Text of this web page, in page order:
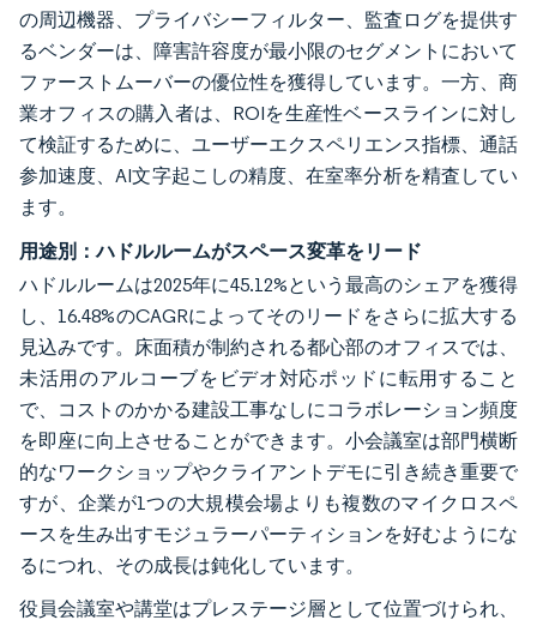
の周辺機器、プライバシーフィルター、監査ログを提供す
るベンダーは、障害許容度が最小限のセグメントにおいて
ファーストムーバーの優位性を獲得しています。一方、商
業オフィスの購入者は、ROIを生産性ベースラインに対し
て検証するために、ユーザーエクスペリエンス指標、通話
参加速度、AI文字起こしの精度、在室率分析を精査してい
ます。
用途別：ハドルルームがスペース変革をリード
ハドルルームは2025年に45.12%という最高のシェアを獲得
し、16.48%のCAGRによってそのリードをさらに拡大する
見込みです。床面積が制約される都心部のオフィスでは、
未活用のアルコーブをビデオ対応ポッドに転用すること
で、コストのかかる建設工事なしにコラボレーション頻度
を即座に向上させることができます。小会議室は部門横断
的なワークショップやクライアントデモに引き続き重要で
すが、企業が1つの大規模会場よりも複数のマイクロスペ
ースを生み出すモジュラーパーティションを好むようにな
るにつれ、その成長は鈍化しています。
役員会議室や講堂はプレステージ層として位置づけられ、